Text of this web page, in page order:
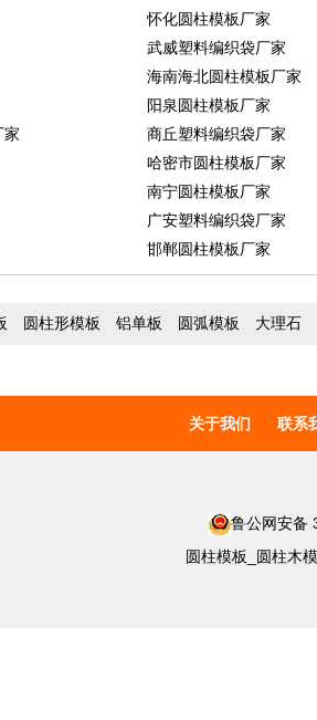
怀化圆柱模板厂家
武威塑料编织袋厂家
海南海北圆柱模板厂家
阳泉圆柱模板厂家
家
商丘塑料编织袋厂家
哈密市圆柱模板厂家
南宁圆柱模板厂家
广安塑料编织袋厂家
邯郸圆柱模板厂家
圆柱形模板 铝单板 圆弧模板 大理石
关于我们 联系
鲁公网安备
圆柱模板_圆柱木